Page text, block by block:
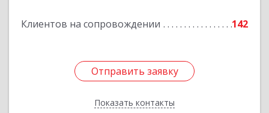
Клиентов на сопровождении 142
Отправить заявку
Показать контакты
Подробнее
Отправить заявку
Назад